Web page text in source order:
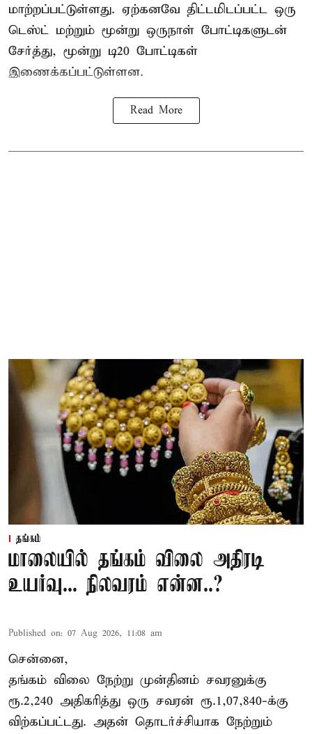
மாற்றப்பட்டுள்ளது. ஏற்கனவே திட்டமிடப்பட்ட ஒரு
டெஸ்ட் மற்றும் மூன்று ஒருநாள் போட்டிகளுடன்
சேர்த்து, மூன்று டி20 போட்டிகள்
இணைக்கப்பட்டுள்ளன.
Read More
தங்கம்
மாலையில் தங்கம் விலை அதிரடி
உயர்வு... நிலவரம் என்ன..?
Published on: 07 Aug 2026, 11:08 am
சென்னை,
தங்கம் விலை நேற்று முன்தினம் சவரனுக்கு
ரூ.2,240 அதிகரித்து ஒரு சவரன் ரூ.1,07,840-க்கு
விற்கப்பட்டது. அதன் தொடர்ச்சியாக நேற்றும்